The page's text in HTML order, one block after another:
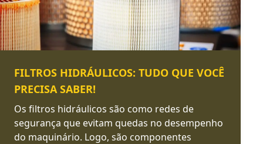
FILTROS HIDRÁULICOS: TUDO QUE VOCÊ
PRECISA SABER!
Os filtros hidráulicos são como redes de
segurança que evitam quedas no desempenho
do maquinário. Logo, são componentes